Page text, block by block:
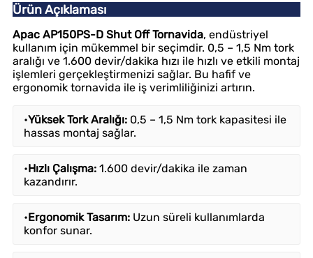
Ürün Açıklaması
Apac AP150PS-D Shut Off Tornavida, endüstriyel
kullanım için mükemmel bir seçimdir. 0,5 – 1,5 Nm tork
aralığı ve 1.600 devir/dakika hızı ile hızlı ve etkili montaj
işlemleri gerçekleştirmenizi sağlar. Bu hafif ve
ergonomik tornavida ile iş verimliliğinizi artırın.
•Yüksek Tork Aralığı: 0,5 – 1,5 Nm tork kapasitesi ile
hassas montaj sağlar.
•Hızlı Çalışma: 1.600 devir/dakika ile zaman
kazandırır.
•Ergonomik Tasarım: Uzun süreli kullanımlarda
konfor sunar.